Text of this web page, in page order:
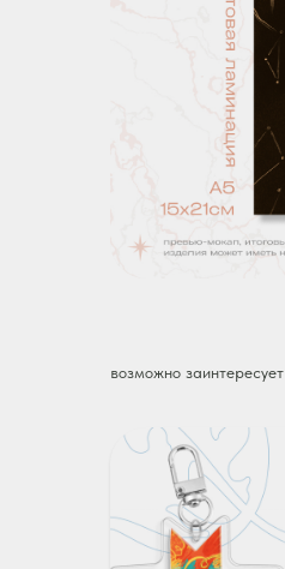
возможно заинтересует